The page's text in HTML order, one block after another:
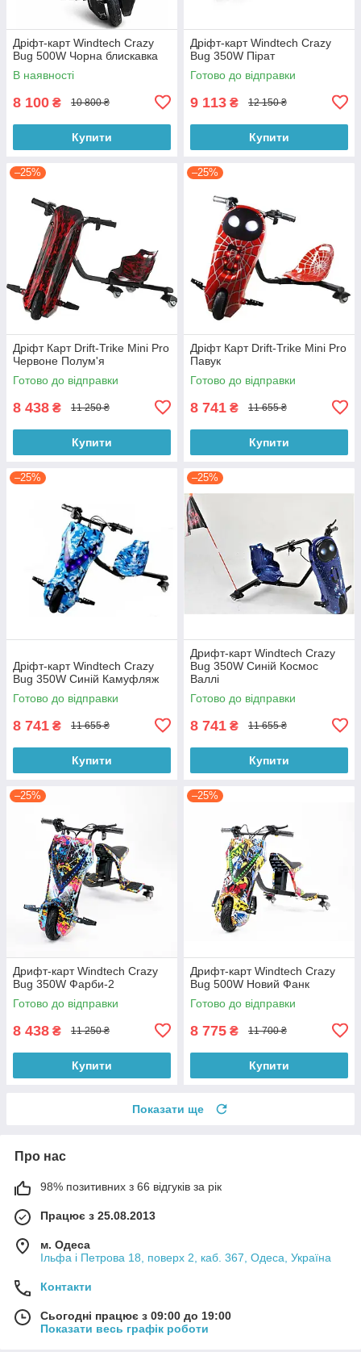
Дріфт-карт Windtech Crazy
Bug 500W Чорна блискавка
В наявності
8 100 ₴ 10 800 ₴
Купити
Дріфт-карт Windtech Crazy
Bug 350W Пірат
Готово до відправки
9 113 ₴ 12 150 ₴
Купити
–25%
Дріфт Карт Drift-Trike Mini Pro
Червоне Полум'я
Готово до відправки
8 438 ₴ 11 250 ₴
Купити
–25%
Дріфт Карт Drift-Trike Mini Pro
Павук
Готово до відправки
8 741 ₴ 11 655 ₴
Купити
–25%
Дріфт-карт Windtech Crazy
Bug 350W Синій Камуфляж
Готово до відправки
8 741 ₴ 11 655 ₴
Купити
–25%
Дрифт-карт Windtech Crazy
Bug 350W Синій Космос
Валлі
Готово до відправки
8 741 ₴ 11 655 ₴
Купити
–25%
Дрифт-карт Windtech Crazy
Bug 350W Фарби-2
Готово до відправки
8 438 ₴ 11 250 ₴
Купити
–25%
Дрифт-карт Windtech Crazy
Bug 500W Новий Фанк
Готово до відправки
8 775 ₴ 11 700 ₴
Купити
Показати ще
Про нас
98% позитивних з 66 відгуків за рік
Працює з 25.08.2013
м. Одеса
Ільфа і Петрова 18, поверх 2, каб. 367, Одеса, Україна
Контакти
Сьогодні працює з 09:00 до 19:00
Показати весь графік роботи